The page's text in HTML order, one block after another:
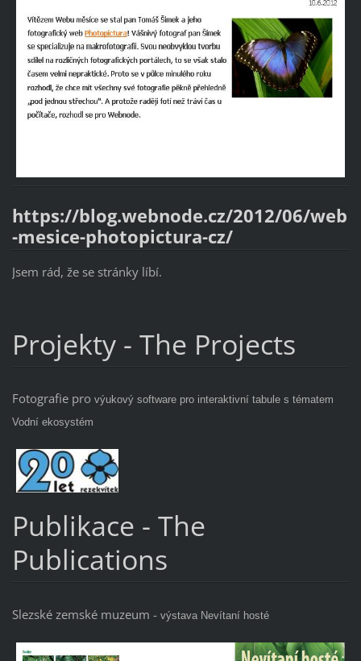
https://blog.webnode.cz/2012/06/web
-mesice-photopictura-cz/
Jsem rád, že se stránky líbí.
Projekty - The Projects
Fotografie pro výukový software pro interaktivní tabule s tématem
Vodní ekosystém
Publikace - The
Publications
Slezské zemské muzeum - výstava Nevítaní hosté